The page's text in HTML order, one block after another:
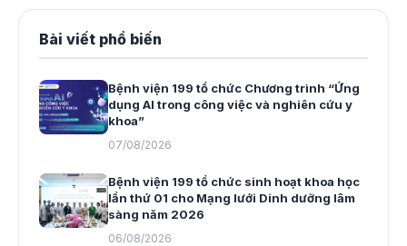
Bài viết phổ biến
Bệnh viện 199 tổ chức Chương trình “Ứng
dụng AI trong công việc và nghiên cứu y
khoa”
07/08/2026
Bệnh viện 199 tổ chức sinh hoạt khoa học
lần thứ 01 cho Mạng lưới Dinh dưỡng lâm
sàng năm 2026
06/08/2026